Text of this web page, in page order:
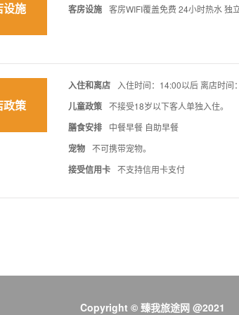
设施 客房设施 客房WIFI覆盖免费 24小时热水 独
政策
入住和离店 入住时间：14:00以后 离店时间
儿童政策 不接受18岁以下客人单独入住。
膳食安排 中餐早餐 自助早餐
宠物 不可携带宠物。
接受信用卡 不支持信用卡支付
Copyright © 臻我旅途网 @2021